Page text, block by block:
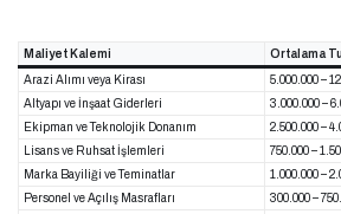
Maliyet Kalemi
Ortalama
Arazi Alımı veya Kirası
5.000.000 –
Altyapı ve İnşaat Giderleri
3.000.000 –
Ekipman ve Teknolojik Donanım
2.500.000 –
Lisans ve Ruhsat İşlemleri
750.000 –
Marka Bayiliği ve Teminatlar
1.000.000 –
Personel ve Açılış Masrafları
300.000 –